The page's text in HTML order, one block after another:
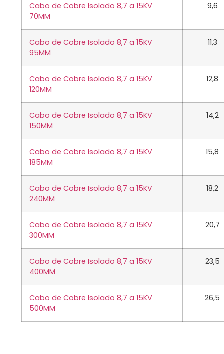
Cabo de Cobre Isolado 8,7 a 15KV
70MM
9,6
Cabo de Cobre Isolado 8,7 a 15KV
95MM
11,3
Cabo de Cobre Isolado 8,7 a 15KV
120MM
12,8
Cabo de Cobre Isolado 8,7 a 15KV
150MM
14,2
Cabo de Cobre Isolado 8,7 a 15KV
185MM
15,8
Cabo de Cobre Isolado 8,7 a 15KV
240MM
18,2
Cabo de Cobre Isolado 8,7 a 15KV
300MM
20,7
Cabo de Cobre Isolado 8,7 a 15KV
400MM
23,5
Cabo de Cobre Isolado 8,7 a 15KV
500MM
26,5